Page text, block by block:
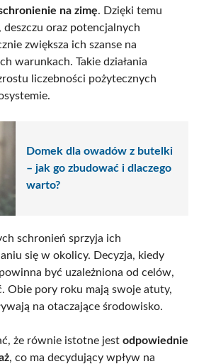
na zimę. Dzięki temu
deszczu oraz potencjalnych
zwiększa ich szanse na
warunkach. Takie działania
liczebności pożytecznych
Domek dla owadów z butelki
– jak go zbudować i dlaczego
warto?
schronień sprzyja ich
się w okolicy. Decyzja, kiedy
być uzależniona od celów,
Obie pory roku mają swoje atuty,
na otaczające środowisko.
że równie istotne jest odpowiednie
, co ma decydujący wpływ na